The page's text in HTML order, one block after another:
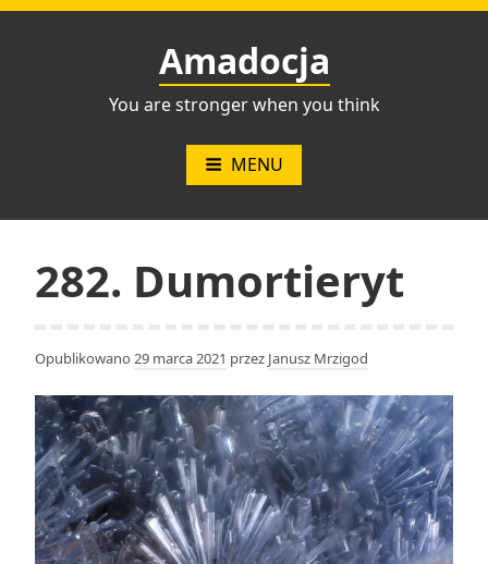
Przejdź
Amadocja
You are stronger when you think
MENU
282. Dumortieryt
Opublikowano 29 marca 2021 przez Janusz Mrzigod